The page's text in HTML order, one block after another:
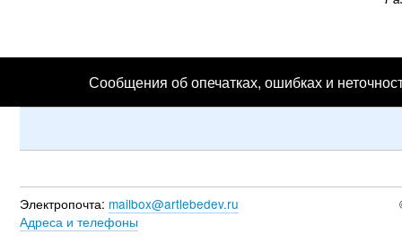
Сообщения об опечатках, ошибках и
Электропочта: mailbox@artlebedev.ru
Адреса и телефоны